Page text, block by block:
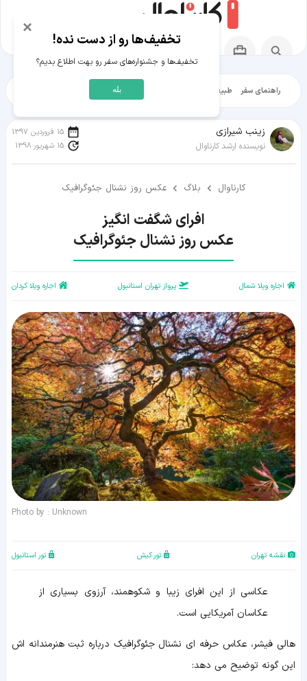
راهنمای سفر طبیعت‌گردی شهرگردی
زينب شيرازی
نویسنده ارشد کارناوال
15 فروردین 1397
15 شهریور 1398
کارناوال بلاگ عکس روز نشنال جئوگرافیک
عکس روز نشنال جئوگرافیک
اجاره ویلا شمال پرواز تهران استانبول اجاره ویلا کردان
Photo by : Unknown
نقشه تهران تور کیش تور استانبول
عکاسی از این افرای زیبا و شکوهمند، آرزوی بسیاری از
عکاسان آمریکایی است.
هالی فیشر، عکاس حرفه ای نشنال جئوگرافیک درباره ثبت هنرمندانه اش
این گونه توضیح می دهد:
×
تخفیف‌ها رو از دست نده!
تخفیف‌ها و جشنواره‌های سفر رو بهت اطلاع بدیم؟
بله